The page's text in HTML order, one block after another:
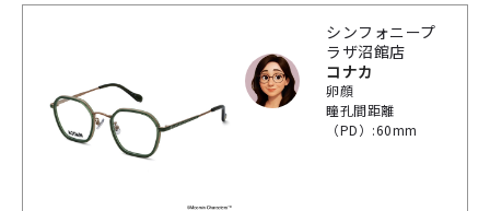
シンフォニープ
ラザ沼館店
コナカ
卵顔
瞳孔間距離
（PD）:60mm